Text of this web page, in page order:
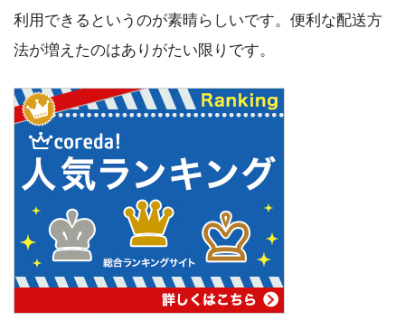
利用できるというのが素晴らしいです。便利な配送方
法が増えたのはありがたい限りです。